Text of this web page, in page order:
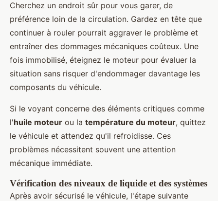
Cherchez un endroit sûr pour vous garer, de
préférence loin de la circulation. Gardez en tête que
continuer à rouler pourrait aggraver le problème et
entraîner des dommages mécaniques coûteux. Une
fois immobilisé, éteignez le moteur pour évaluer la
situation sans risquer d'endommager davantage les
composants du véhicule.
Si le voyant concerne des éléments critiques comme
l'huile moteur ou la température du moteur, quittez
le véhicule et attendez qu'il refroidisse. Ces
problèmes nécessitent souvent une attention
mécanique immédiate.
Vérification des niveaux de liquide et des systèmes
Après avoir sécurisé le véhicule, l'étape suivante